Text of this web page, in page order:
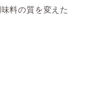
料の質を変えた